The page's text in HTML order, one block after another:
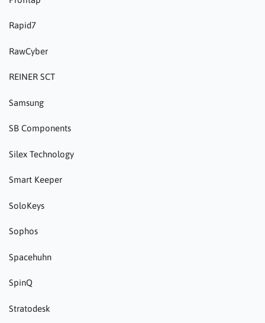
Rapid7
RawCyber
REINER SCT
Samsung
SB Components
Silex Technology
Smart Keeper
SoloKeys
Sophos
Spacehuhn
SpinQ
Stratodesk